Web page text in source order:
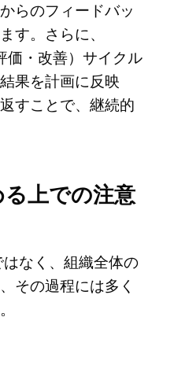
らのフィードバッ
す。さらに、
価・改善）サイクル
果を計画に反映
すことで、継続的
上での注意
なく、組織全体の
その過程には多く